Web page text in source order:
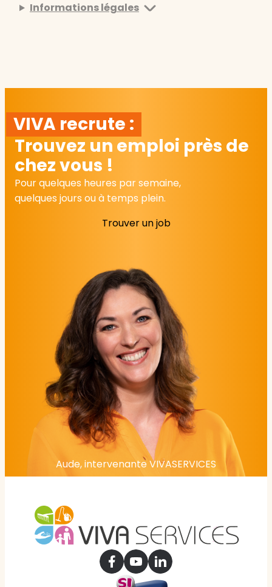
Informations légales
VIVA recrute :
Trouvez un emploi près de
chez vous !
Pour quelques heures par semaine,
quelques jours ou à temps plein.
Trouver un job
Aude, intervenante VIVASERVICES